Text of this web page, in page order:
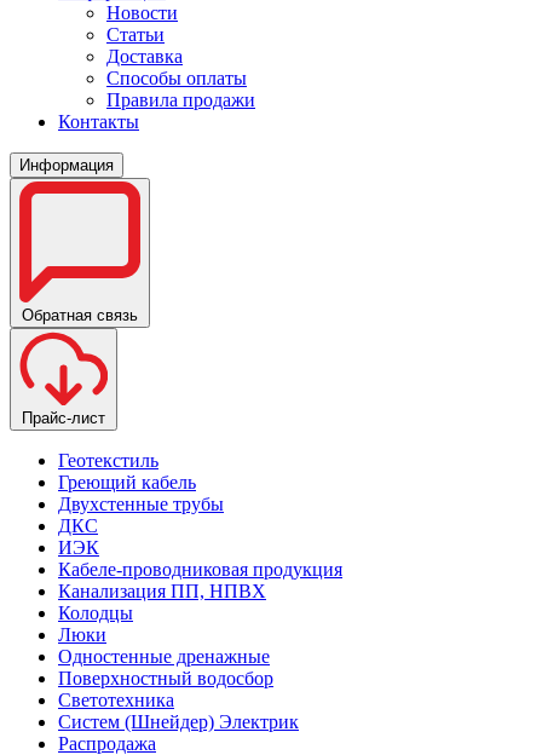
Новости
Статьи
Доставка
Способы оплаты
Правила продажи
Контакты
Информация
Обратная связь
Прайс-лист
Геотекстиль
Греющий кабель
Двухстенные трубы
ДКС
ИЭК
Кабеле-проводниковая продукция
Канализация ПП, НПВХ
Колодцы
Люки
Одностенные дренажные
Поверхностный водосбор
Светотехника
Систем (Шнейдер) Электрик
Распродажа